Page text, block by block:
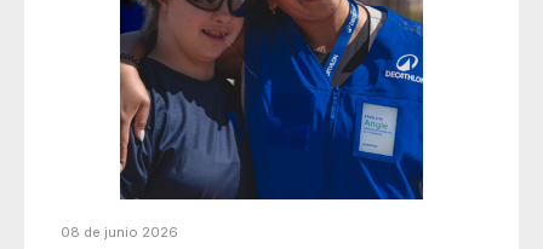
08 de junio 2026